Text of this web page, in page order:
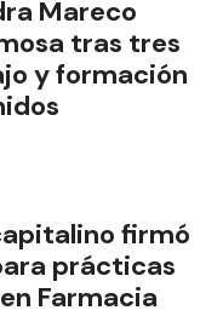
Mareco
tras tres
y formación
firmó
prácticas
Farmacia